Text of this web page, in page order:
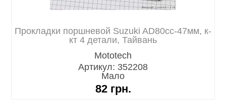
Прокладки поршневой Suzuki AD80cc-47мм, к-
кт 4 детали, Тайвань
Mototech
Артикул: 352208
Мало
82 грн.